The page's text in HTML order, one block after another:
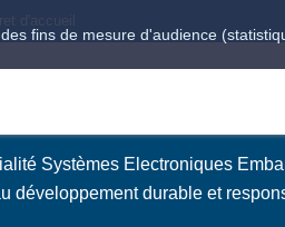
fins de mesure d'audience
d'accueil
Systèmes Electroniques
développement durable et